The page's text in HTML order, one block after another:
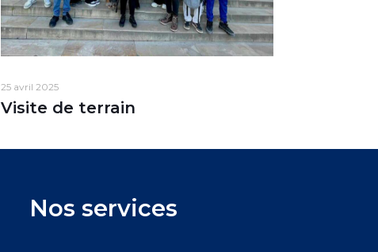
25 avril 2025
Visite de terrain
Nos services